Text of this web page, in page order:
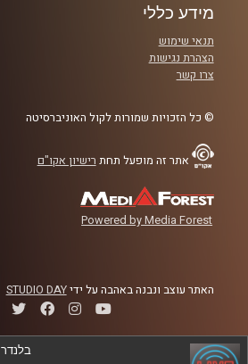
מידע כללי
תנאי שימוש
הצהרת נגישות
צרו קשר
© כל הזכויות שמורות לקול האוניברסיטה
אתר זה מופעל תחת רישיון אקו"ם
Powered by Media Forest
האתר עוצב ונבנה באהבה על ידיSTUDIO DAY
בלנדר